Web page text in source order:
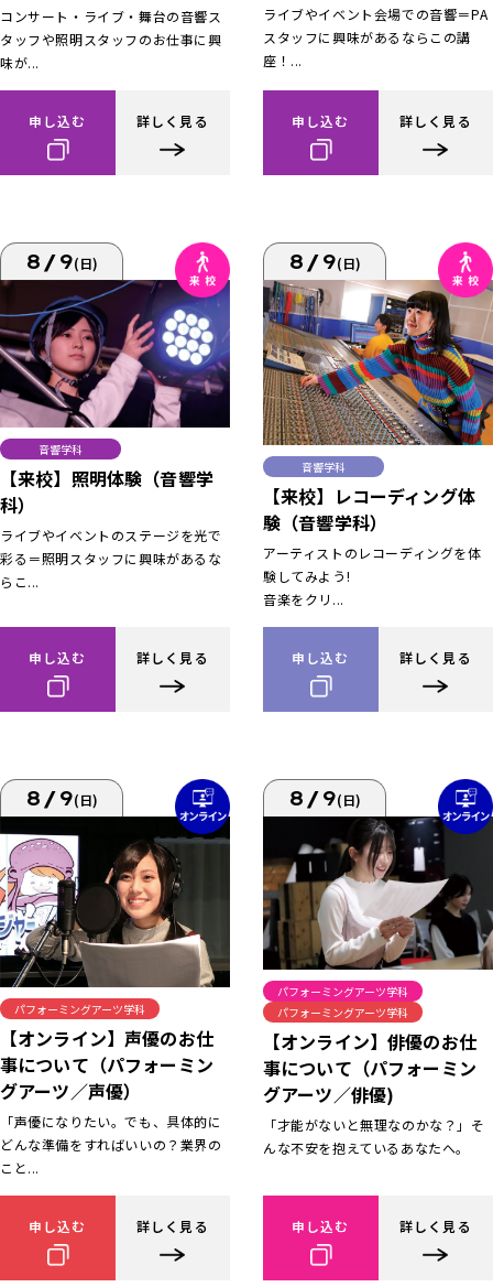
コンサート・ライブ・舞台の音響ス
タッフや照明スタッフのお仕事に興
味が...
申し込む 詳しく見る
ライブやイベント会場での音響＝PA
スタッフに興味があるならこの講
座！...
申し込む 詳しく見る
8/9(日)
音響学科
【来校】照明体験（音響学
科）
ライブやイベントのステージを光で
彩る＝照明スタッフに興味があるな
らこ...
申し込む 詳しく見る
8/9(日)
音響学科
【来校】レコーディング体
験（音響学科）
アーティストのレコーディングを体
験してみよう!
音楽をクリ...
申し込む 詳しく見る
8/9(日)
パフォーミングアーツ学科
【オンライン】声優のお仕
事について（パフォーミン
グアーツ／声優）
「声優になりたい。でも、具体的に
どんな準備をすればいいの？業界の
こと...
申し込む 詳しく見る
8/9(日)
パフォーミングアーツ学科
パフォーミングアーツ学科
【オンライン】俳優のお仕
事について（パフォーミン
グアーツ／俳優)
「才能がないと無理なのかな？」そ
んな不安を抱えているあなたへ。
申し込む 詳しく見る